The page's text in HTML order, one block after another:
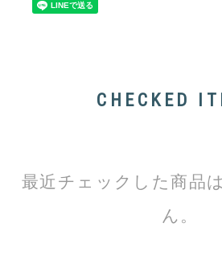
CHECKED
最近チェックした商品
ん。